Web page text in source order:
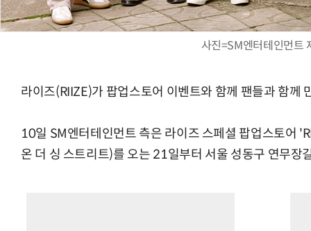
사진=SM엔터테인먼트
라이즈(RIIZE)가 팝업스토어 이벤트와 함께 팬들과 함께
10일 SM엔터테인먼트 측은 라이즈 스페셜 팝업스토어
온 더 싱 스트리트)를 오는 21일부터 서울 성동구 연무장